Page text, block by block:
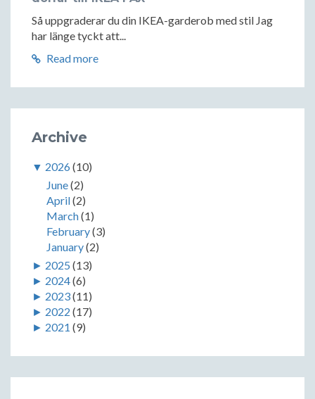
Så uppgraderar du din IKEA-garderob med stil Jag
har länge tyckt att...
Read more
Archive
▼ 2026(10)
June(2)
April(2)
March(1)
February(3)
January(2)
► 2025 (13)
► 2024(6)
► 2023(11)
► 2022 (17)
► 2021 (9)